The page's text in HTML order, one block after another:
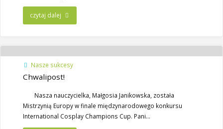
czytaj dalej
Nasze sukcesy
Chwalipost!
Nasza nauczycielka, Małgosia Janikowska, została
Mistrzynią Europy w finale międzynarodowego konkursu
International Cosplay Champions Cup. Pani…